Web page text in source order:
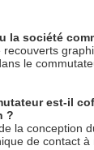
la société
le
est-il
?
la conception
de contact à